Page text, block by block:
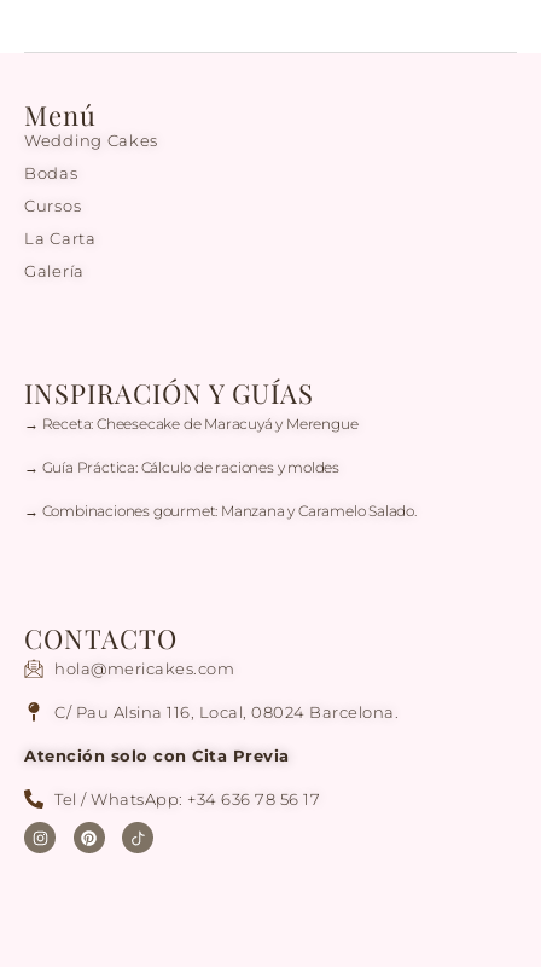
Menú
Wedding Cakes
Bodas
Cursos
La Carta
Galería
INSPIRACIÓN Y GUÍAS
→ Receta: Cheesecake de Maracuyá y Merengue
→ Guía Práctica: Cálculo de raciones y moldes
→ Combinaciones gourmet: Manzana y Caramelo Salado.
CONTACTO
hola@mericakes.com
C/ Pau Alsina 116, Local, 08024 Barcelona.
Atención solo con Cita Previa
Tel / WhatsApp: +34 636 78 56 17